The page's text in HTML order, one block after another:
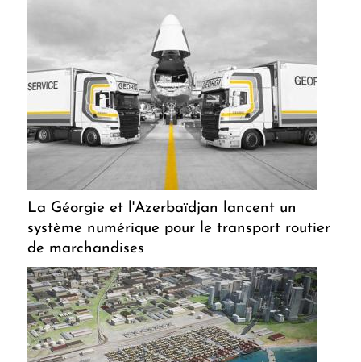
La Géorgie et l'Azerbaïdjan lancent un
système numérique pour le transport routier
de marchandises